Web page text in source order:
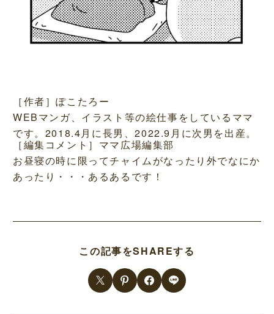
［作者］ぽこたろー
WEBマンガ、イラスト等の絵仕事をしているママ
です。2018.4月に長男、2022.9月に次男を出産。
［編集コメント］ママ広場編集部
お昼寝の時に限ってチャイムがなったり外でなにか
あったり・・・あるあるです！
この記事をSHAREする